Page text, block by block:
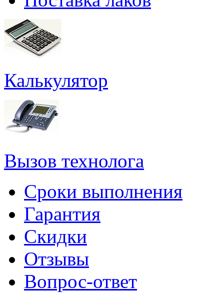
Калькулятор
Вызов технолога
Сроки выполнения
Гарантия
Скидки
Отзывы
Вопрос-ответ